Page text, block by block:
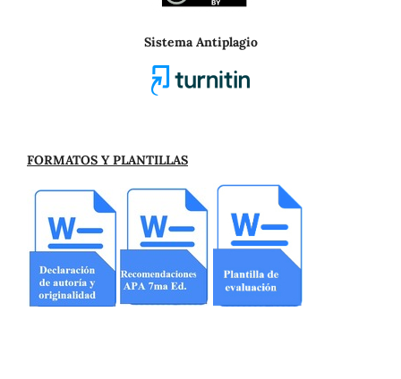
Sistema Antiplagio
FORMATOS Y PLANTILLAS